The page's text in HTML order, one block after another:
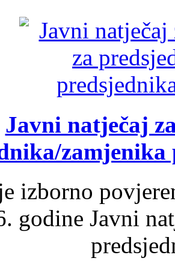
Javni natječaj
izborno
godine Javni